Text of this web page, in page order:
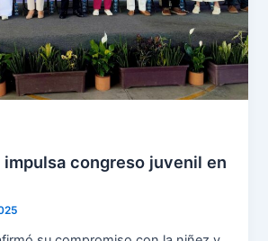
impulsa congreso juvenil en